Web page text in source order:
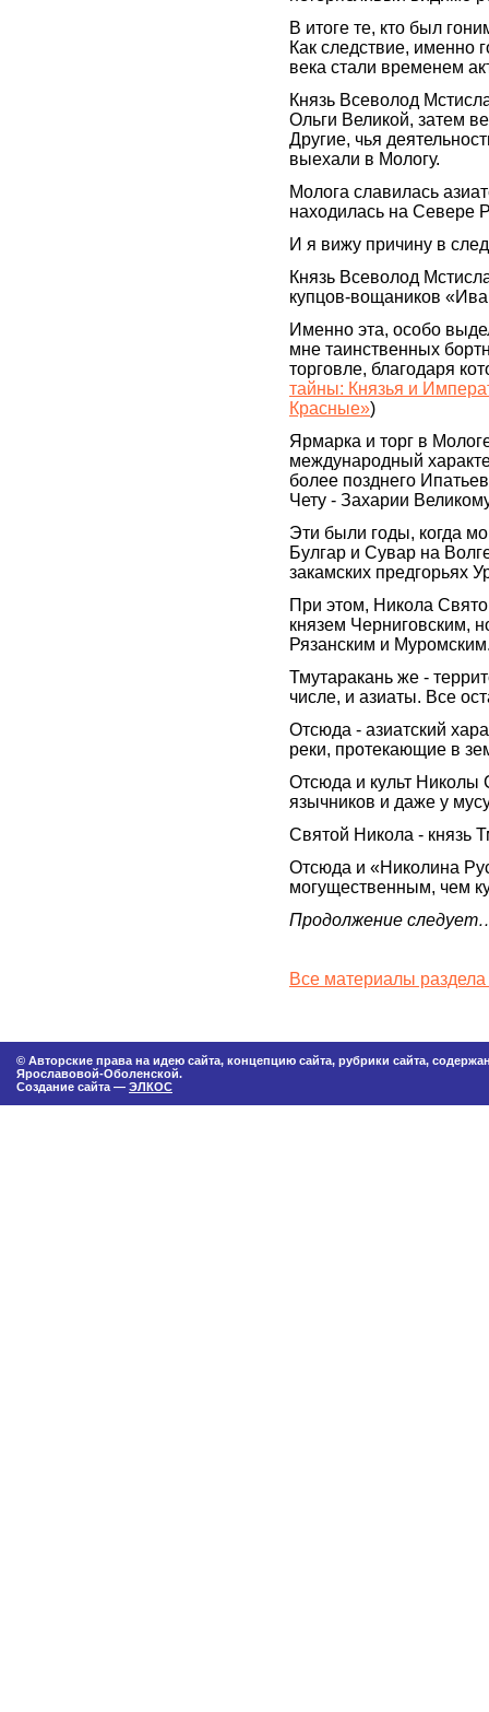
В итоге те, кто был
Как следствие, именно
века стали временем
Князь Всеволод
Ольги Великой, затем
Другие, чья
выехали в Мологу.
Молога славилась
находилась на Севере
И я вижу причину в
Князь Всеволод
купцов-вощаников
Именно эта, особо
мне таинственных
торговле, благодаря
тайны: Князья и
Красные»)
Ярмарка и торг в
международный
более позднего
Чету - Захарии
Эти были годы, когда
Булгар и Сувар на
закамских предгорьях
При этом, Никола
князем Черниговским,
Рязанским и
Тмутаракань же -
числе, и азиаты. Все
Отсюда - азиатский
реки, протекающие в
Отсюда и культ Николы
язычников и даже у
Святой Никола - князь
Отсюда и «Николина
могущественным, чем
Продолжение
Все материалы
© Авторские права на идею сайта, концепцию сайта, рубрики сайта,
Ярославовой-Оболенской.
Создание сайта — ЭЛКОС